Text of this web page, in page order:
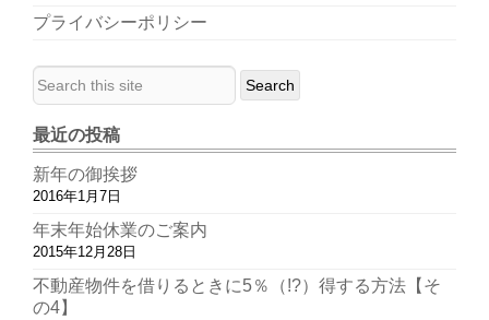
プライバシーポリシー
最近の投稿
新年の御挨拶
2016年1月7日
年末年始休業のご案内
2015年12月28日
不動産物件を借りるときに5％（!?）得する方法【そ
の4】